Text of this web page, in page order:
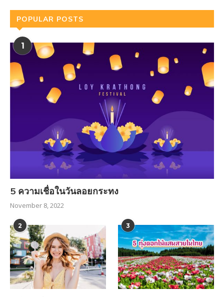
POPULAR POSTS
1
5 ความเชื่อในวันลอยกระทง
November 8, 2022
2 3